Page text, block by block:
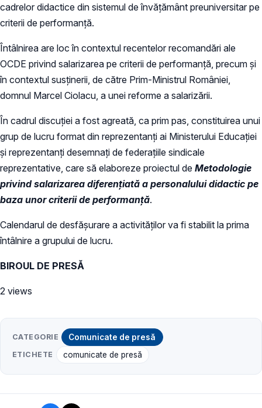
cadrelor didactice din sistemul de învățământ preuniversitar pe
criterii de performanță.
Întâlnirea are loc în contextul recentelor recomandări ale
OCDE privind salarizarea pe criterii de performanță, precum și
în contextul susținerii, de către Prim-Ministrul României,
domnul Marcel Ciolacu, a unei reforme a salarizării.
În cadrul discuției a fost agreată, ca prim pas, constituirea unui
grup de lucru format din reprezentanți ai Ministerului Educației
și reprezentanți desemnați de federațiile sindicale
reprezentative, care să elaboreze proiectul de Metodologie
privind salarizarea diferențiată a personalului didactic pe
baza unor criterii de performanță.
Calendarul de desfășurare a activităților va fi stabilit la prima
întâlnire a grupului de lucru.
BIROUL DE PRESĂ
2 views
CATEGORIE Comunicate de presă
ETICHETE comunicate de presă